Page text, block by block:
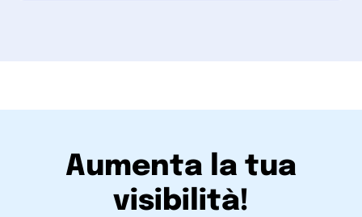
Aumenta la tua
visibilità!